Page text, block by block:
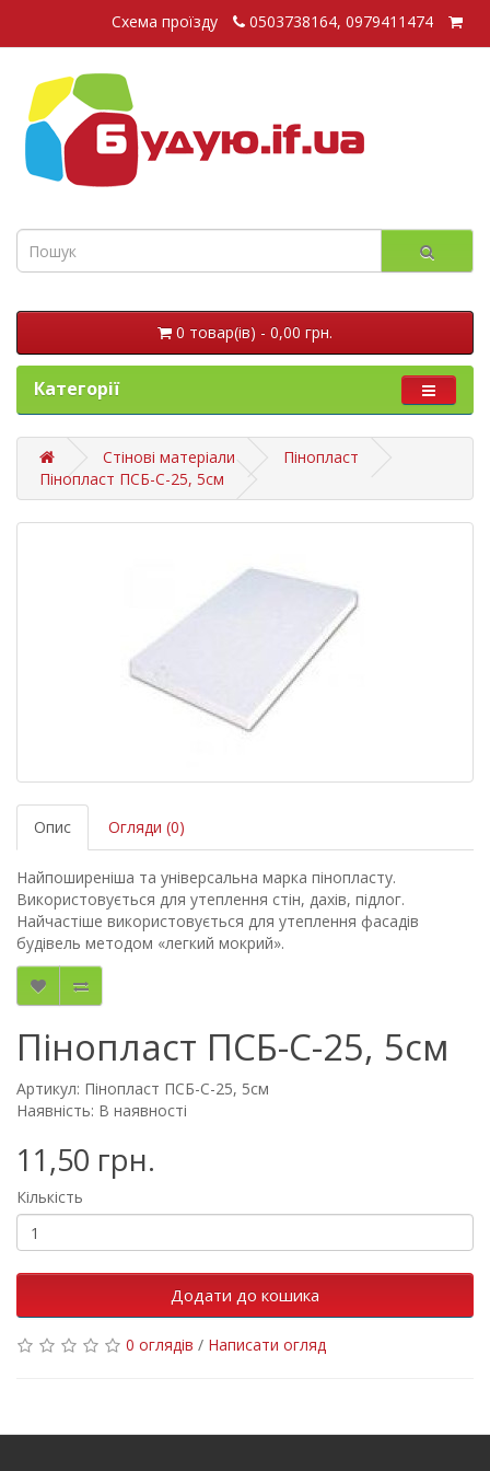
Схема проїзду 0503738164, 0979411474
0 товар(ів) - 0,00 грн.
Категорії
Стінові матеріали
Пінопласт
Пінопласт ПСБ-С-25, 5см
Опис Огляди (0)
Найпоширеніша та універсальна марка пінопласту.
Використовується для утеплення стін, дахів, підлог.
Найчастіше використовується для утеплення фасадів
будівель методом «легкий мокрий».
Пінопласт ПСБ-С-25, 5см
Артикул: Пінопласт ПСБ-С-25, 5см
Наявність: В наявності
11,50 грн.
Кількість
Додати до кошика
0 оглядів / Написати огляд